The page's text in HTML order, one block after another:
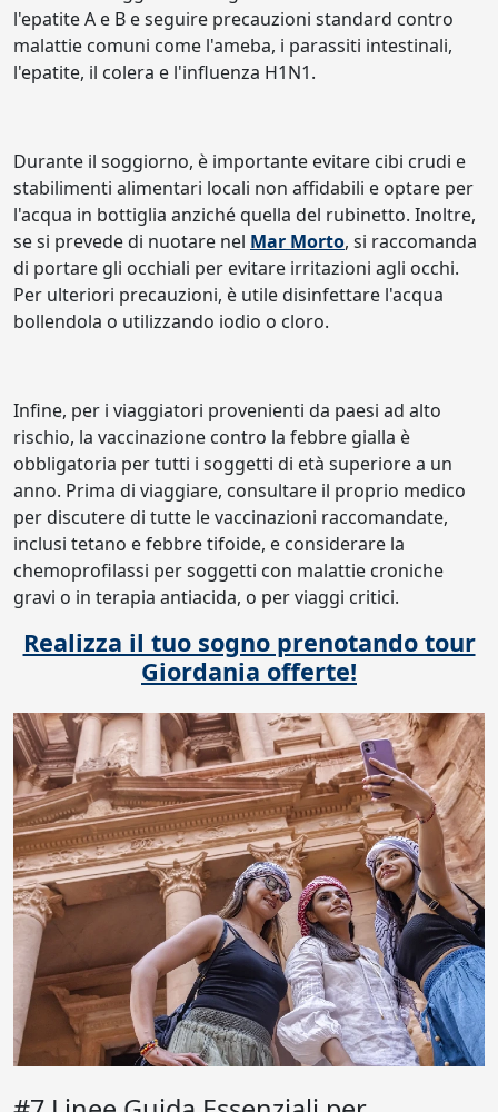
l'epatite A e B e seguire precauzioni standard contro
malattie comuni come l'ameba, i parassiti intestinali,
l'epatite, il colera e l'influenza H1N1.
Durante il soggiorno, è importante evitare cibi crudi e
stabilimenti alimentari locali non affidabili e optare per
l'acqua in bottiglia anziché quella del rubinetto. Inoltre,
se si prevede di nuotare nel Mar Morto, si raccomanda
di portare gli occhiali per evitare irritazioni agli occhi.
Per ulteriori precauzioni, è utile disinfettare l'acqua
bollendola o utilizzando iodio o cloro.
Infine, per i viaggiatori provenienti da paesi ad alto
rischio, la vaccinazione contro la febbre gialla è
obbligatoria per tutti i soggetti di età superiore a un
anno. Prima di viaggiare, consultare il proprio medico
per discutere di tutte le vaccinazioni raccomandate,
inclusi tetano e febbre tifoide, e considerare la
chemoprofilassi per soggetti con malattie croniche
gravi o in terapia antiacida, o per viaggi critici.
Realizza il tuo sogno prenotando tour
Giordania offerte!